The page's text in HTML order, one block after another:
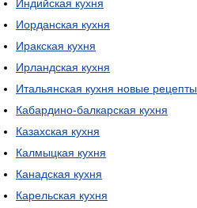
Индийская кухня
Иорданская кухня
Иракская кухня
Ирландская кухня
Итальянская кухня новые рецепты
Кабардино-балкарская кухня
Казахская кухня
Калмыцкая кухня
Канадская кухня
Карельская кухня